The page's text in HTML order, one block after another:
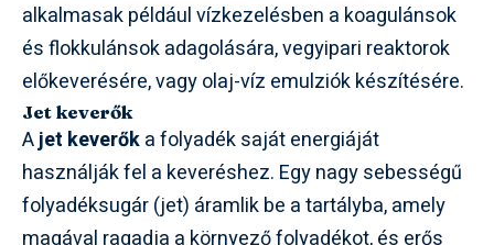
alkalmasak például vízkezelésben a koagulánsok
és flokkulánsok adagolására, vegyipari reaktorok
előkeverésére, vagy olaj-víz emulziók készítésére.
Jet keverők
Ajet keverőka folyadék saját energiáját
használják fel a keveréshez. Egy nagy sebességű
folyadéksugár (jet) áramlik be a tartályba, amely